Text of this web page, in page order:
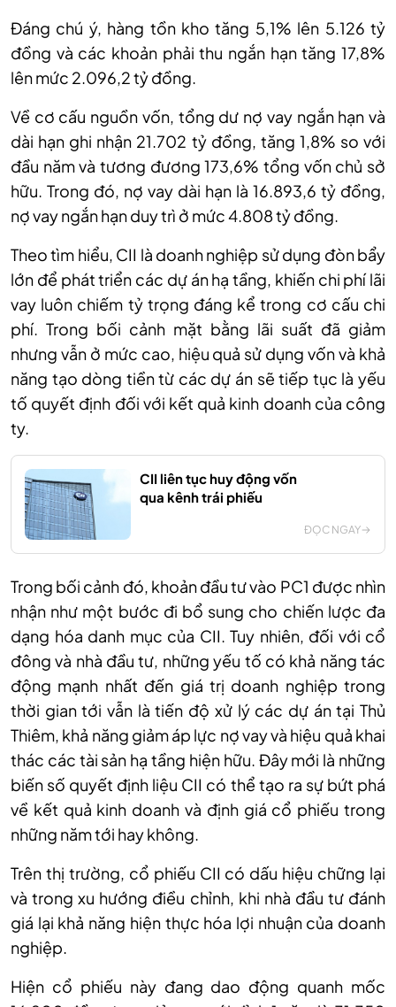
Đáng chú ý, hàng tồn kho tăng 5,1% lên 5.126 tỷ
đồng và các khoản phải thu ngắn hạn tăng 17,8%
lên mức 2.096,2 tỷ đồng.
Về cơ cấu nguồn vốn, tổng dư nợ vay ngắn hạn và
dài hạn ghi nhận 21.702 tỷ đồng, tăng 1,8% so với
đầu năm và tương đương 173,6% tổng vốn chủ sở
hữu. Trong đó, nợ vay dài hạn là 16.893,6 tỷ đồng,
nợ vay ngắn hạn duy trì ở mức 4.808 tỷ đồng.
Theotìm hiểu, CII là doanh nghiệp sử dụng đòn bẩy
lớn để phát triển các dự án hạ tầng, khiến chi phí lãi
vay luôn chiếm tỷ trọng đáng kể trong cơ cấu chi
phí. Trong bối cảnh mặt bằng lãi suất đã giảm
nhưng vẫn ở mức cao, hiệu quả sử dụng vốn và khả
năng tạo dòng tiền từ các dự án sẽ tiếp tục là yếu
tố quyết định đối với kết quả kinh doanh của công
ty.
CII liên tục huy động vốn
qua kênh trái phiếu
ĐỌC NGAY
Trong bối cảnh đó, khoản đầu tư vào PC1 được nhìn
nhận như một bước đi bổ sung cho chiến lược đa
dạng hóa danh mục của CII. Tuy nhiên, đối với cổ
đông và nhà đầu tư, những yếu tố có khả năng tác
động mạnh nhất đến giá trị doanh nghiệp trong
thời gian tới vẫn là tiến độ xử lý các dự án tại Thủ
Thiêm, khả năng giảm áp lực nợ vay và hiệu quả khai
thác các tài sản hạ tầng hiện hữu. Đây mới là những
biến số quyết định liệu CII có thể tạo ra sự bứt phá
về kết quả kinh doanh và định giá cổ phiếu trong
những năm tới hay không.
Trên thị trường cổ phiếu CII có dấu hiệu chững lại
và trong xu hướng điều chỉnh, khi nhà đầu tư đánh
giá lại khả năng hiện thực hóa lợi nhuận của doanh
nghiệp.
Hiện cổ phiếu này đang dao động quanh mốc